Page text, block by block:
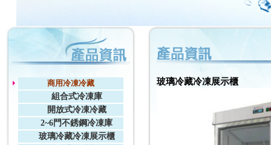
商用冷凍冷藏
組合式冷凍庫
開放式冷凍冷藏
2~6門不銹鋼冷凍庫
玻璃冷藏冷凍展示櫃
玻璃冷藏冷凍展示櫃